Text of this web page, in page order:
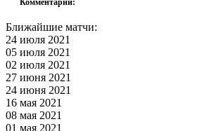
Комментарии:
Ближайшие матчи:
24 июля 2021
05 июля 2021
02 июля 2021
27 июня 2021
24 июня 2021
16 мая 2021
08 мая 2021
01 мая 2021